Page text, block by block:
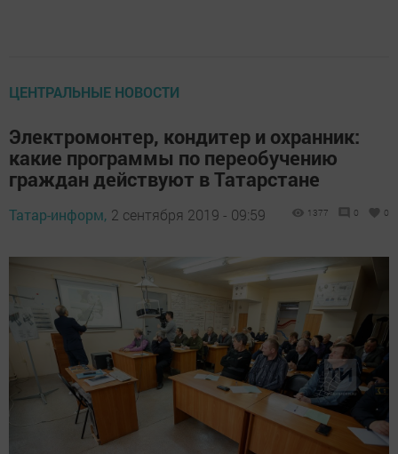
ЦЕНТРАЛЬНЫЕ НОВОСТИ
Электромонтер, кондитер и охранник:
какие программы по переобучению
граждан действуют в Татарстане
Татар-информ, 2 сентября 2019 - 09:59 1377 0 0